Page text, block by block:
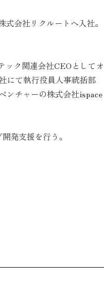
会社リクルートへ入社。
ック関連会社CEOとしてオ
にて執行役員人事統括部
ンチャーの株式会社ispace
発支援を行う。